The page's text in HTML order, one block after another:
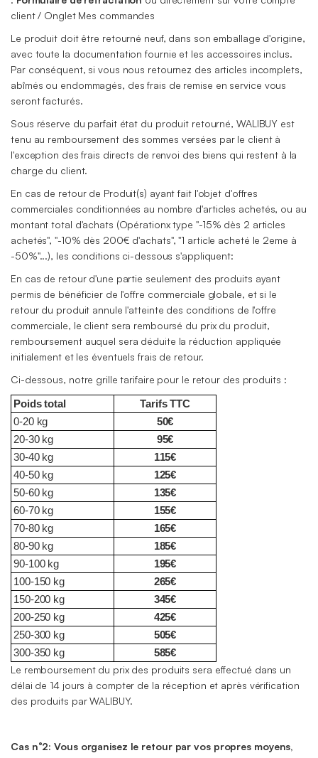
client / Onglet Mes commandes
Le produit doit être retourné neuf, dans son emballage d'origine,
avec toute la documentation fournie et les accessoires inclus.
Par conséquent, si vous nous retournez des articles incomplets,
abîmés ou endommagés, des frais de remise en service vous
seront facturés.
Sous réserve du parfait état du produit retourné, WALIBUY est
tenu au remboursement des sommes versées par le client à
l'exception des frais directs de renvoi des biens qui restent à la
charge du client.
En cas de retour de Produit(s) ayant fait l'objet d'offres
commerciales conditionnées au nombre d'articles achetés, ou au
montant total d'achats (Opérationx type "-15% dès 2 articles
achetés", "-10% dès 200€ d'achats", "1 article acheté le 2eme à
-50%"...), les conditions ci-dessous s'appliquent:
En cas de retour d'une partie seulement des produits ayant
permis de bénéficier de l'offre commerciale globale, et si le
retour du produit annule l'atteinte des conditions de l'offre
commerciale, le client sera remboursé du prix du produit,
remboursement auquel sera déduite la réduction appliquée
initialement et les éventuels frais de retour.
Ci-dessous, notre grille tarifaire pour le retour des produits :
Poids total
Tarifs TTC
0-20 kg
50€
20-30 kg
95€
30-40 kg
115€
40-50 kg
125€
50-60 kg
135€
60-70 kg
155€
70-80 kg
165€
80-90 kg
185€
90-100 kg
195€
100-150 kg
265€
150-200 kg
345€
200-250 kg
425€
250-300 kg
505€
300-350 kg
585€
Le remboursement du prix des produits sera effectué dans un
délai de 14 jours à compter de la réception et après vérification
des produits par WALIBUY.
Cas n°2: Vous organisez le retour par vos propres moyens,